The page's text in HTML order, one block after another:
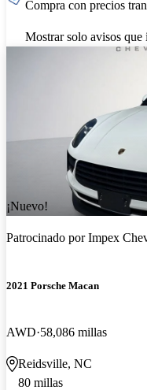
Compra con precios
Mostrar solo avisos que
¡Nuevo!
Patrocinado porImpex
2021 Porsche Macan
AWD 58,086 millas
Reidsville, NC
80 millas